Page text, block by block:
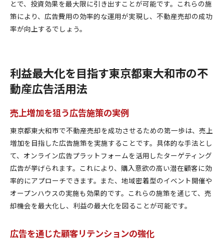
とで、投資効果を最大限に引き出すことが可能です。これらの施
策により、広告費用の効率的な運用が実現し、不動産売却の成功
率が向上するでしょう。
利益最大化を目指す東京都東大和市の不
動産広告活用法
売上増加を狙う広告施策の実例
東京都東大和市で不動産売却を成功させるための第一歩は、売上
増加を目指した広告施策を実施することです。具体的な手法とし
て、オンライン広告プラットフォームを活用したターゲティング
広告が挙げられます。これにより、購入意欲の高い潜在顧客に効
率的にアプローチできます。また、地域密着型のイベント開催や
オープンハウスの実施も効果的です。これらの施策を通じて、売
却機会を最大化し、利益の最大化を図ることが可能です。
広告を通じた顧客リテンションの強化